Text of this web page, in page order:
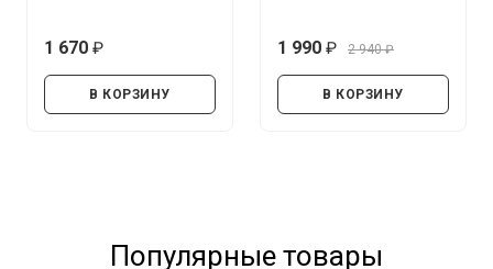
1 670
В КОРЗИНУ
1 990
2 940
В КОРЗИНУ
Популярные товары